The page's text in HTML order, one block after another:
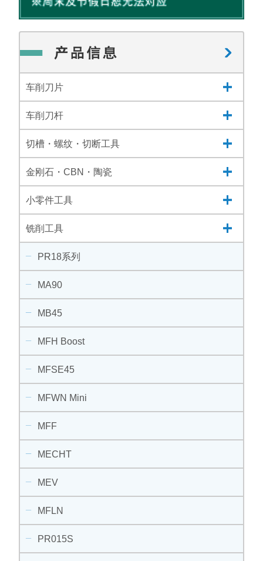
车削刀片
车削刀杆
切槽・螺纹・切断工具
金刚石・CBN・陶瓷
小零件工具
铣削工具
PR18系列
MA90
MB45
MFH Boost
MFSE45
MFWN Mini
MFF
MECHT
MEV
MFLN
PR015S